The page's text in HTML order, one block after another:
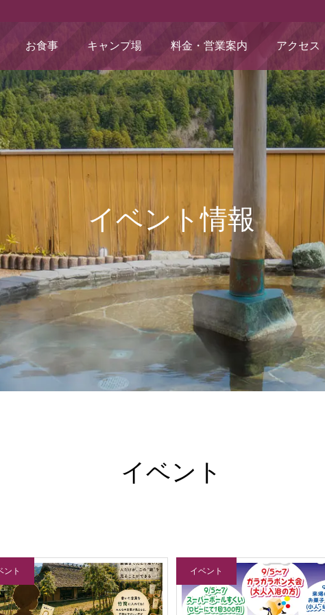
お食事 キャンプ場 料金・営業案内 アクセス
イベント情報
イベント
ント イベント